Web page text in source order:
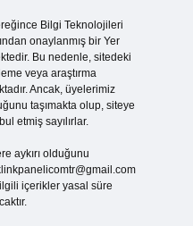
Bilgi Teknolojileri
onaylanmış bir Yer
Bu nedenle, sitedeki
veya araştırma
Ancak, üyelerimiz
taşımakta olup, siteye
etmiş sayılırlar.
aykırı olduğunu
içerikler yasal süre